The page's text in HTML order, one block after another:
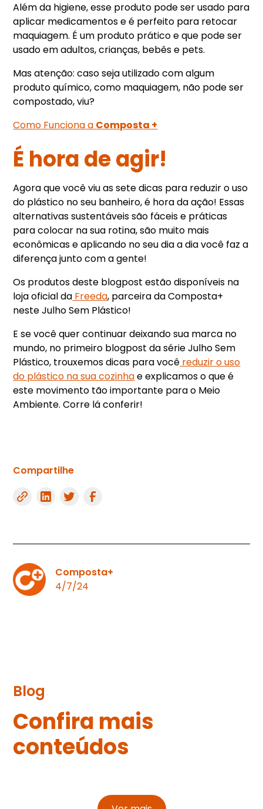
Além da higiene, esse produto pode ser usado para
aplicar medicamentos e é perfeito para retocar
maquiagem. É um produto prático e que pode ser
usado em adultos, crianças, bebês e pets.
Mas atenção: caso seja utilizado com algum
produto químico, como maquiagem, não pode ser
compostado, viu?
Como Funciona a Composta +
É hora de agir!
Agora que você viu as sete dicas para reduzir o uso
do plástico no seu banheiro, é hora da ação! Essas
alternativas sustentáveis são fáceis e práticas
para colocar na sua rotina, são muito mais
econômicas e aplicando no seu dia a dia você faz a
diferença junto com a gente!
Os produtos deste blogpost estão disponíveis na
loja oficial da Freeda, parceira da Composta+
neste Julho Sem Plástico!
E se você quer continuar deixando sua marca no
mundo, no primeiro blogpost da série Julho Sem
Plástico, trouxemos dicas para você reduzir o uso
do plástico na sua cozinhae explicamos o que é
este movimento tão importante para o Meio
Ambiente. Corre lá conferir!
Compartilhe
Composta+
4/7/24
Blog
Confira mais
conteúdos